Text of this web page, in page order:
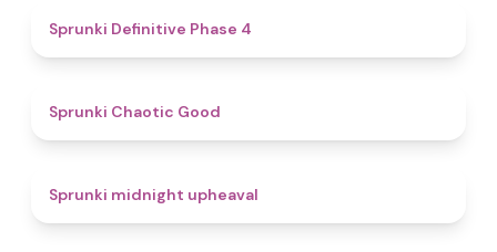
Sprunki Definitive Phase 4
Sprunki Chaotic Good
Sprunki midnight upheaval